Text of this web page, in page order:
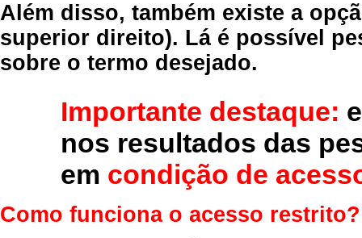
Além disso, também existe a
superior direito). Lá é possível
sobre o termo desejado.
Importante destaque:
nos resultados das
em condição de
Como funciona o acesso restrito?